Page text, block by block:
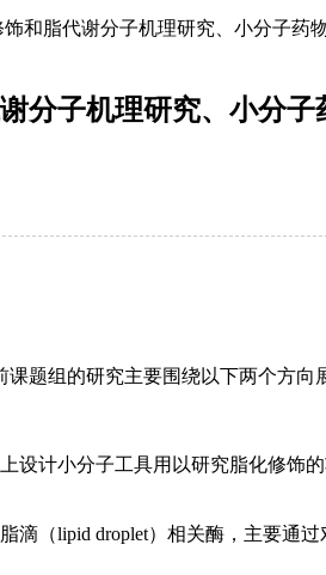
和脂代谢分子机理研究、小分子药
分子机理研究、小分子
题组的研究主要围绕以下两个方向
设计小分子工具用以研究脂化修饰
滴（lipid droplet）相关酶，主要通